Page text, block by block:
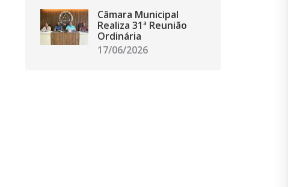
Câmara Municipal
Realiza 31ª Reunião
Ordinária
17/06/2026